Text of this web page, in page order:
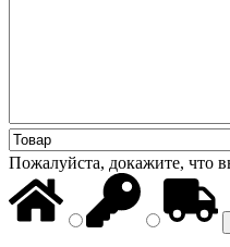
Пожалуйста, докажите, что